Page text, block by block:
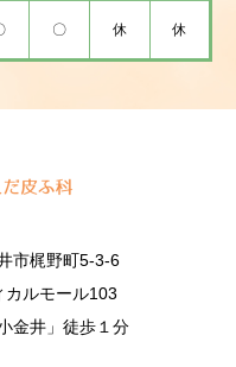
〇 休 休
市梶野町5-3-6
カルモール103
金井」徒歩１分